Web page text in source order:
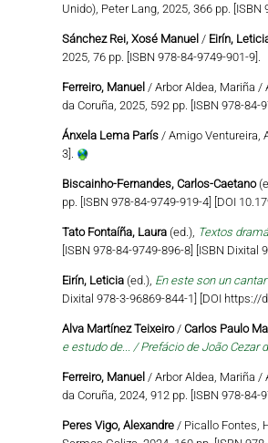
Unido), Peter Lang, 2025, 366 pp. [ISBN
Sánchez Rei, Xosé Manuel / Eirín,
2025, 76 pp. [ISBN 978-84-9749-901-9].
Ferreiro, Manuel / Arbor Aldea, Mariña /
da Coruña, 2025, 592 pp. [ISBN 978-84-
Ánxela Lema París/ Amigo Ventureira,
3].
Biscainho-Fernandes, Carlos-Caetano
pp. [ISBN 978-84-9749-919-4] [DOI
Tato Fontaíña, Laura(ed.), Textos
[ISBN 978-84-9749-896-8] [ISBN Dixital
Eirín, Leticia (ed.), En este son un
Dixital 978-3-96869-844-1] [DOI
Alva Martínez Teixeiro/ Carlos Paulo
e estudo de... / Prefácio de João Cezar
Ferreiro, Manuel / Arbor Aldea, Mariña /
da Coruña, 2024, 912 pp. [ISBN 978-84-
Peres Vigo, Alexandre/ Picallo Fontes,